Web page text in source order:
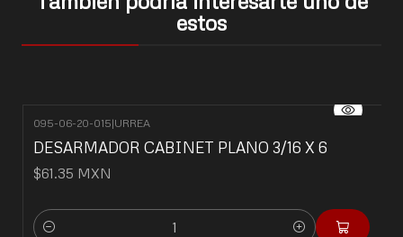
estos
095-06-20-015|URREA
DESARMADOR CABINET PLANO 3/16 X 6
$61.35 MXN